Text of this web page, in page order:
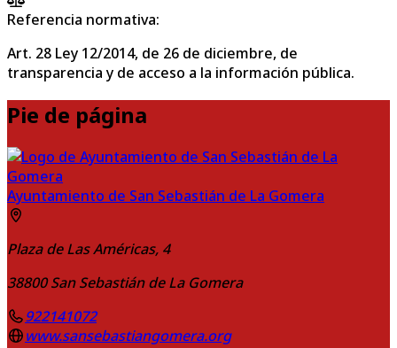
Referencia normativa:
Art. 28 Ley 12/2014, de 26 de diciembre, de
transparencia y de acceso a la información pública.
Pie de página
Ayuntamiento de San Sebastián de La Gomera
Plaza de Las Américas, 4
38800 San Sebastián de La Gomera
922141072
www.sansebastiangomera.org